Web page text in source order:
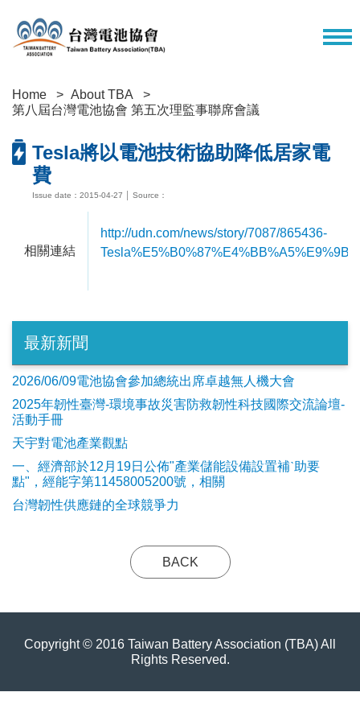
Home
About TBA
第八屆台灣電池協會 第五次理監事聯席會議
Tesla將以電池技術協助降低居家電
費
Issue date：2015-04-27 │ Source：
相關連結
http://udn.com/news/story/7087/865436-
最新新聞
2026/06/09電池協會參加總統出席卓越無人機大會
2025年韌性臺灣-環境事故災害防救韌性科技國際交流論壇-
活動手冊
天宇對電池產業觀點
​一、經濟部於12月19日公佈"產業儲能設備設置補ˋ助要
點"，經能字第11458005200號，相關
台灣韌性供應鏈的全球競爭力
BACK
Copyright © 2016 Taiwan Battery Association (TBA) All
Rights Reserved.